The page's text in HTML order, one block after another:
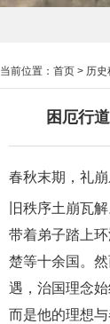
当前位置： 首页 > 历史
困厄行
春秋末期，礼
旧秩序土崩瓦解
带着弟子踏上
楚等十余国。
遇，治国理念
而是他的理想